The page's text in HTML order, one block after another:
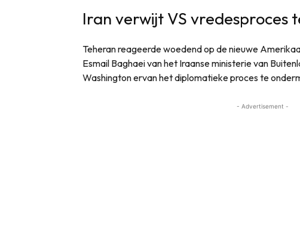
Iran verwijt VS vredesproces
Teheran reageerde woedend op de nieuwe
Esmail Baghaei van het Iraanse ministerie van
Washington ervan het diplomatieke proces te
- Advertisement -